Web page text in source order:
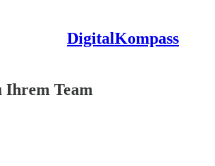
DigitalKompass
Ihrem Team